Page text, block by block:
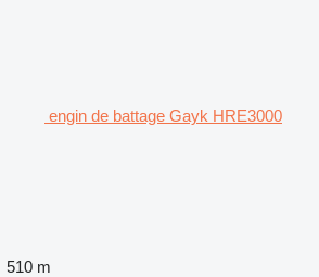
engin de battage Gayk HRE3000
510 m